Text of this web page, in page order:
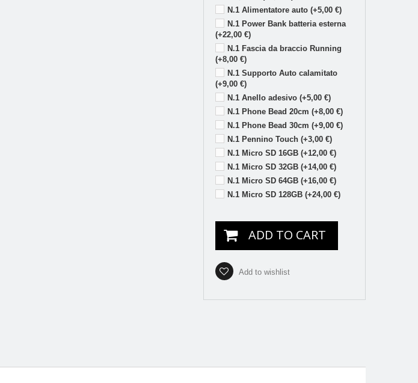
N.1 Alimentatore auto (+5,00 €)
N.1 Power Bank batteria esterna
(+22,00 €)
N.1 Fascia da braccio Running
(+8,00 €)
N.1 Supporto Auto calamitato
(+9,00 €)
N.1 Anello adesivo (+5,00 €)
N.1 Phone Bead 20cm (+8,00 €)
N.1 Phone Bead 30cm (+9,00 €)
N.1 Pennino Touch (+3,00 €)
N.1 Micro SD 16GB (+12,00 €)
N.1 Micro SD 32GB (+14,00 €)
N.1 Micro SD 64GB (+16,00 €)
N.1 Micro SD 128GB (+24,00 €)
ADD TO CART
Add to wishlist